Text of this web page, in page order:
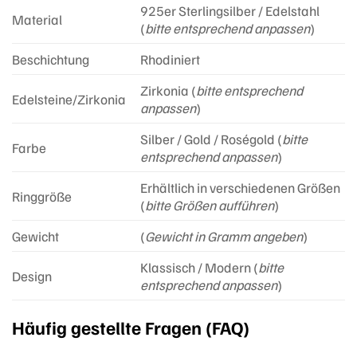
Material
925er Sterlingsilber / Edelstahl
(bitte entsprechend anpassen)
Beschichtung
Rhodiniert
Edelsteine/Zirkonia Zirkonia (bitte entsprechend
anpassen)
Farbe Silber / Gold / Roségold (bitte
entsprechend anpassen)
Ringgröße
Erhältlich in verschiedenen Größen
(bitte Größen aufführen)
Gewicht
(Gewicht in Gramm angeben)
Design Klassisch / Modern (bitte
entsprechend anpassen)
Häufig gestellte Fragen (FAQ)